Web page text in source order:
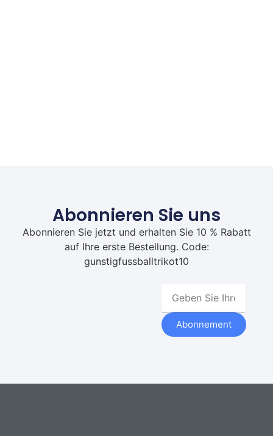
Abonnieren Sie uns
Abonnieren Sie jetzt und erhalten Sie 10 % Rabatt
auf Ihre erste Bestellung. Code:
gunstigfussballtrikot10
Abonnement